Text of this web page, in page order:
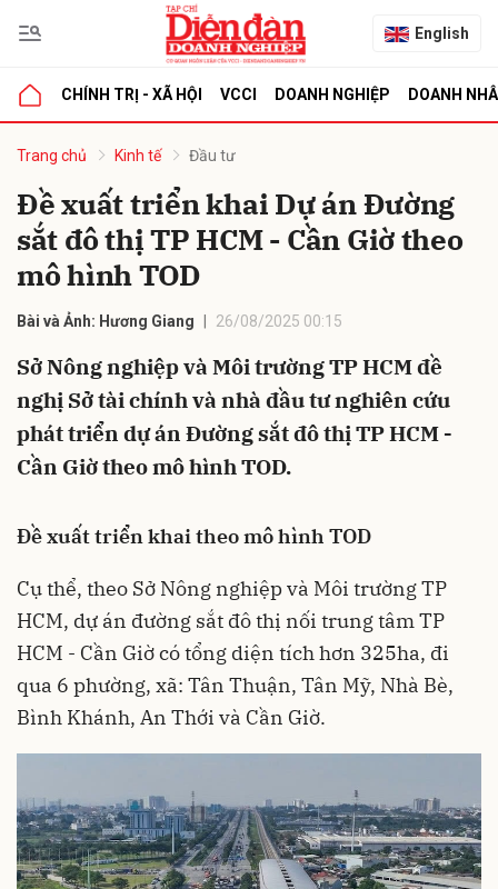
English
CHÍNH TRỊ - XÃ HỘI VCCI DOANH NGHIỆP DOANH
Trang chủ Kinh tế Đầu tư
Đề xuất triển khai Dự án Đường
sắt đô thị TP HCM - Cần Giờ theo
mô hình TOD
Bài và Ảnh: Hương Giang 26/08/2025 00:15
Sở Nông nghiệp và Môi trường TP HCM đề
nghị Sở tài chính và nhà đầu tư nghiên cứu
phát triển dự án Đường sắt đô thị TP HCM -
Cần Giờ theo mô hình TOD.
Đề xuất triển khai theo mô hình TOD
Cụ thể, theo Sở Nông nghiệp và Môi trường TP
HCM, dự án đường sắt đô thị nối trung tâm TP
HCM - Cần Giờ có tổng diện tích hơn 325ha, đi
qua 6 phường, xã: Tân Thuận, Tân Mỹ, Nhà Bè,
Bình Khánh, An Thới và Cần Giờ.
luận
Hủy